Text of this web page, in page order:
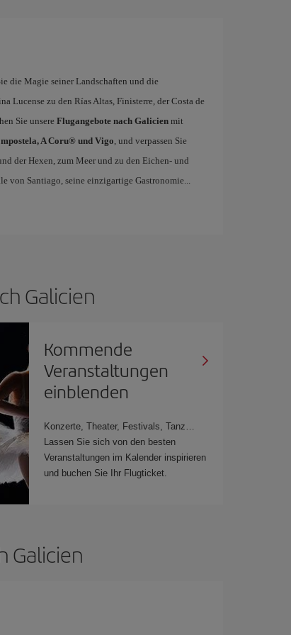
die Magie seiner Landschaften und die
Lucense zu den Rías Altas, Finisterre, der Costa de
Sie unsere Flugangebote nach Galicienmit
A Coru® und Vigo , und verpassen Sie
der Hexen, zum Meer und zu den Eichen- und
von Santiago, seine einzigartige Gastronomie...
Galicien
Kommende
Veranstaltungen
einblenden
Konzerte, Theater, Festivals, Tanz…
Lassen Sie sich von den besten
Veranstaltungen im Kalender inspirieren
und buchen Sie Ihr Flugticket.
Galicien